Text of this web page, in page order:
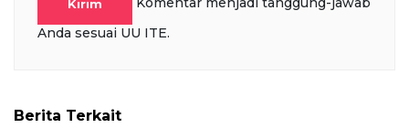
Kirim
Anda sesuai UU ITE.
Berita Terkait